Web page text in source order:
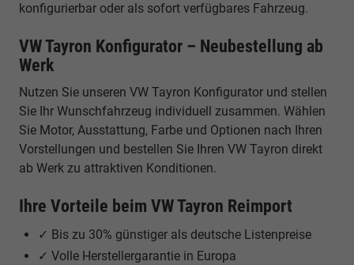
konfigurierbar oder als sofort verfügbares Fahrzeug.
VW Tayron Konfigurator – Neubestellung ab
Werk
Nutzen Sie unseren VW Tayron Konfigurator und stellen
Sie Ihr Wunschfahrzeug individuell zusammen. Wählen
Sie Motor, Ausstattung, Farbe und Optionen nach Ihren
Vorstellungen und bestellen Sie Ihren VW Tayron direkt
ab Werk zu attraktiven Konditionen.
Ihre Vorteile beim VW Tayron Reimport
✓ Bis zu 30% günstiger als deutsche Listenpreise
✓ Volle Herstellergarantie in Europa